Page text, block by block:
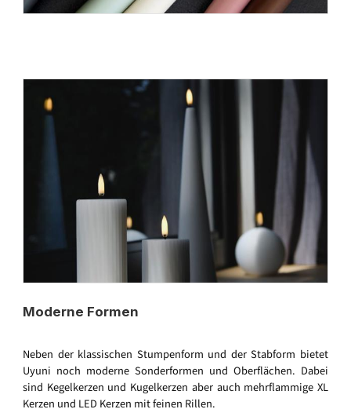
Moderne Formen
Neben der klassischen Stumpenform und der Stabform bietet
Uyuni noch moderne Sonderformen und Oberflächen. Dabei
sind Kegelkerzen und Kugelkerzen aber auch mehrflammige XL
Kerzen und LED Kerzen mit feinen Rillen.